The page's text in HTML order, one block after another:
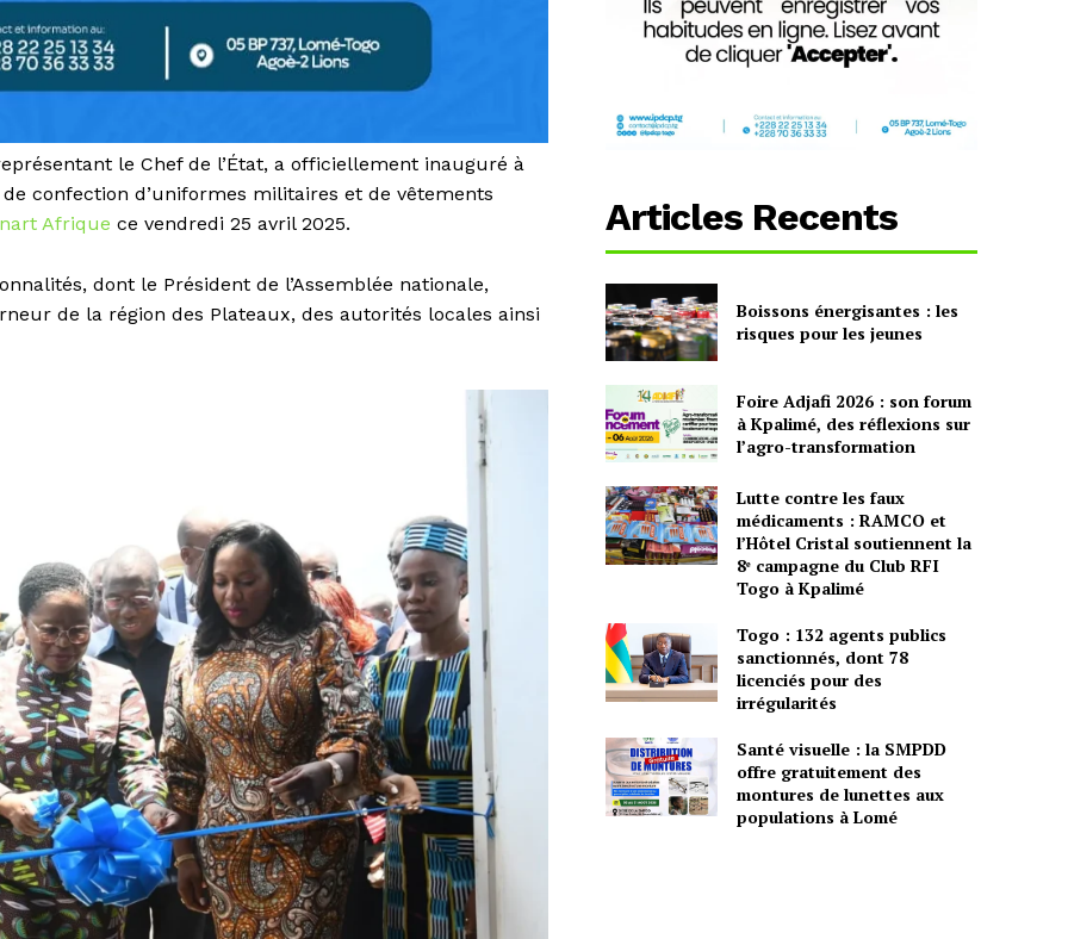
le Chef de l’État, a officiellement inauguré à
confection d’uniformes militaires et de vêtements
Afrique ce vendredi 25 avril 2025.
dont le Président de l’Assemblée nationale,
de la région des Plateaux, des autorités locales ainsi
Articles Recents
Boissons énergisantes : les
risques pour les jeunes
Foire Adjafi 2026 : son forum
à Kpalimé, des réflexions sur
l’agro-transformation
Lutte contre les faux
médicaments : RAMCO et
l’Hôtel Cristal soutiennent la
8ᵉ campagne du Club RFI
Togo à Kpalimé
Togo : 132 agents publics
sanctionnés, dont 78
licenciés pour des
irrégularités
Santé visuelle : la SMPDD
offre gratuitement des
montures de lunettes aux
populations à Lomé